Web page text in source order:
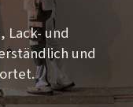
Lack- und
und